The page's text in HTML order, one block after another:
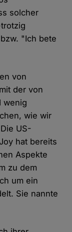
solcher
"Ich bete
von
der von
wenig
wie wir
US-
hat bereits
Aspekte
zu dem
um ein
Sie nannte